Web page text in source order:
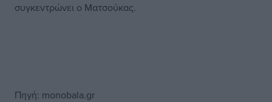
συγκεντρώνει ο Ματσούκας.
Πηγή: monobala.gr